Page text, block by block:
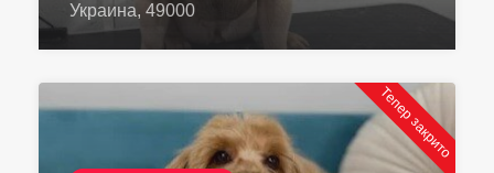
Украина, 49000
Тепер закрито